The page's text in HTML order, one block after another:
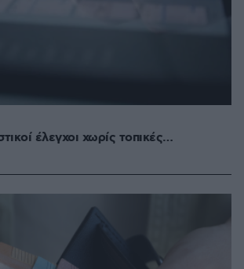
έλεγχοι χωρίς τοπικές…